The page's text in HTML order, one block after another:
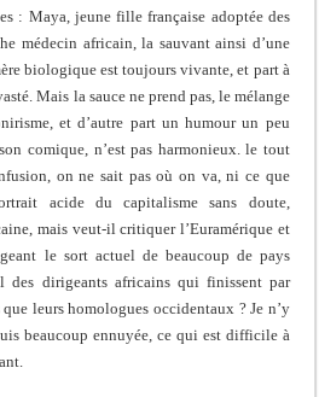
: Maya, jeune fille française adoptée des
médecin africain, la sauvant ainsi d’une
biologique est toujours vivante, et part à
Mais la sauce ne prend pas, le mélange
et d’autre part un humour un peu
comique, n’est pas harmonieux. le tout
on ne sait pas où on va, ni ce que
acide du capitalisme sans doute,
mais veut-il critiquer l’Euramérique et
le sort actuel de beaucoup de pays
des dirigeants africains qui finissent par
leurs homologues occidentaux ? Je n’y
beaucoup ennuyée, ce qui est difficile à